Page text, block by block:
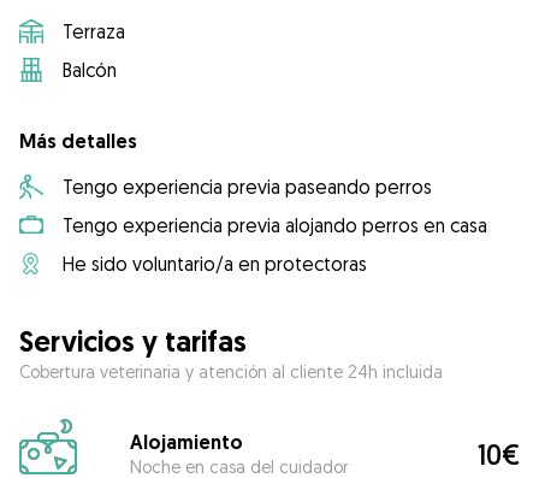
Terraza
Balcón
Más detalles
Tengo experiencia previa paseando perros
Tengo experiencia previa alojando perros en casa
He sido voluntario/a en protectoras
Servicios y tarifas
Cobertura veterinaria y atención al cliente 24h incluida
Alojamiento
Noche en casa del cuidador 10€